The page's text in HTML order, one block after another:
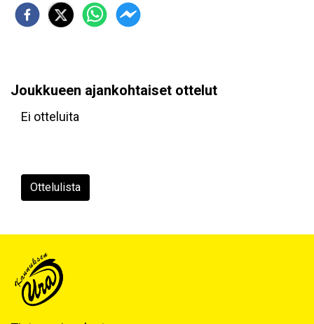
Joukkueen ajankohtaiset ottelut
Ei otteluita
Ottelulista